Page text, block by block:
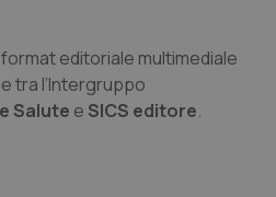
format editoriale multimediale
tra l’Intergruppo
Salute e SICS editore.